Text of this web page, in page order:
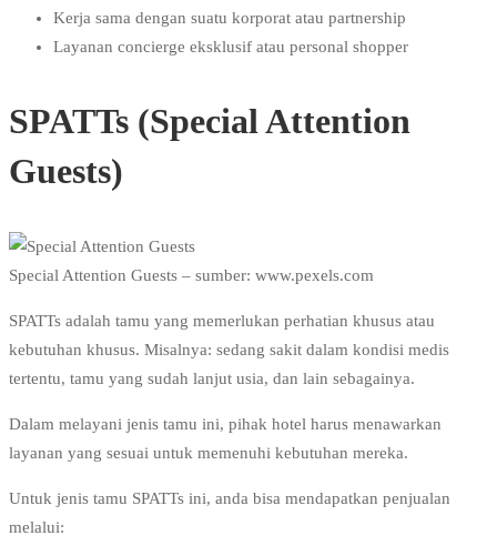
Kerja sama dengan suatu korporat atau partnership
Layanan concierge eksklusif atau personal shopper
SPATTs (Special Attention
Guests)
Special Attention Guests – sumber: www.pexels.com
SPATTs adalah tamu yang memerlukan perhatian khusus atau
kebutuhan khusus. Misalnya: sedang sakit dalam kondisi medis
tertentu, tamu yang sudah lanjut usia, dan lain sebagainya.
Dalam melayani jenis tamu ini, pihak hotel harus menawarkan
layanan yang sesuai untuk memenuhi kebutuhan mereka.
Untuk jenis tamu SPATTs ini, anda bisa mendapatkan penjualan
melalui: